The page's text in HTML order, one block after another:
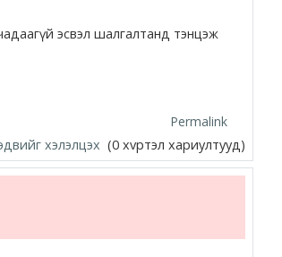
эсвэл шалгалтанд тэнцэж
Permalink
хэлэлцэх (0 хvртэл хариултууд)